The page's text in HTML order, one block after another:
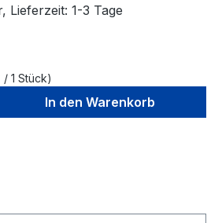
Lieferzeit: 1-3 Tage
1 Stück)
Gib den
In den Warenkorb